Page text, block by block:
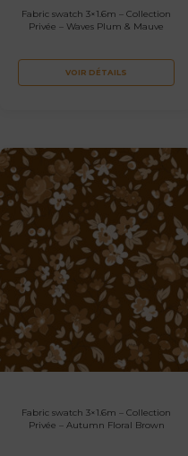
Fabric swatch 3×1.6m – Collection
Privée – Waves Plum & Mauve
VOIR DÉTAILS
Fabric swatch 3×1.6m – Collection
Privée – Autumn Floral Brown